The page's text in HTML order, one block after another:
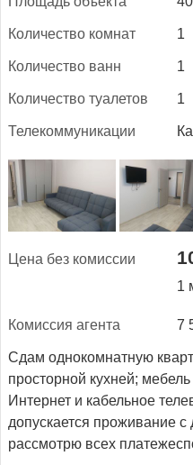
Ко­личес­тво ком­нат 1
Ко­личес­тво ванн 1
Ко­личес­тво ту­але­тов 1
Те­леком­му­ника­ции
Це­на без ко­мис­сии
1
Ко­мис­сия аген­та 7
Сдам однокомнатную
просторной кухней;
Интернет и кабельное
допускается проживание
рассмотрю всех